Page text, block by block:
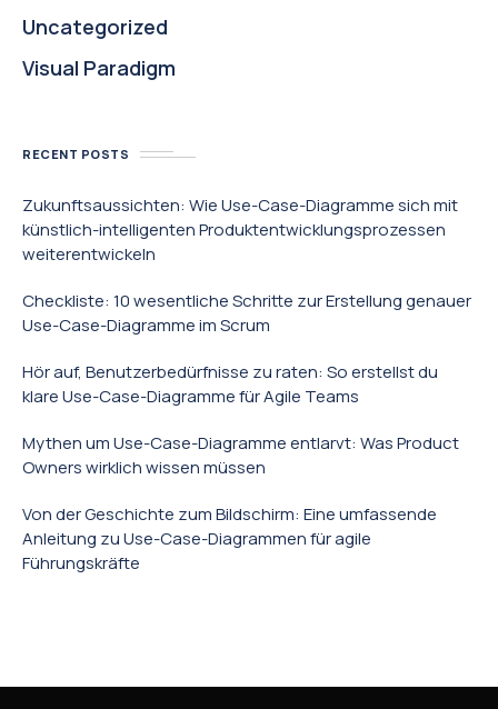
Uncategorized
Visual Paradigm
RECENT POSTS
Zukunftsaussichten: Wie Use-Case-Diagramme sich mit
künstlich-intelligenten Produktentwicklungsprozessen
weiterentwickeln
Checkliste: 10 wesentliche Schritte zur Erstellung genauer
Use-Case-Diagramme im Scrum
Hör auf, Benutzerbedürfnisse zu raten: So erstellst du
klare Use-Case-Diagramme für Agile Teams
Mythen um Use-Case-Diagramme entlarvt: Was Product
Owners wirklich wissen müssen
Von der Geschichte zum Bildschirm: Eine umfassende
Anleitung zu Use-Case-Diagrammen für agile
Führungskräfte